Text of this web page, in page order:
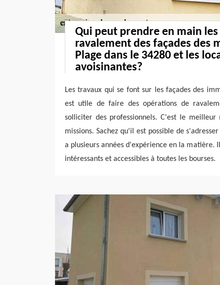
Qui peut prendre en main
ravalement des façades des
Plage dans le 34280 et les
avoisinantes?
Les travaux qui se font sur les façades des
est utile de faire des opérations de
solliciter des professionnels. C'est le
missions. Sachez qu'il est possible de
a plusieurs années d'expérience en la matière.
intéressants et accessibles à toutes les bourses.